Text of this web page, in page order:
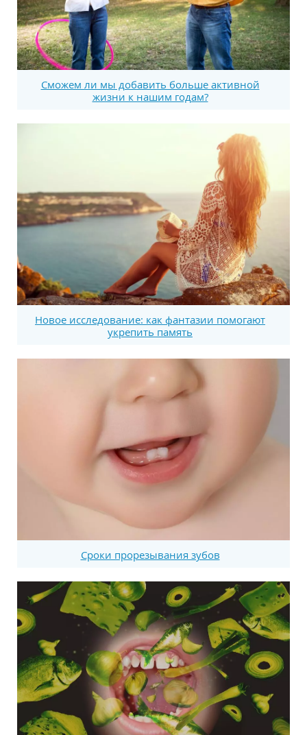
Сможем ли мы добавить больше активной
жизни к нашим годам?
Новое исследование: как фантазии помогают
укрепить память
Сроки прорезывания зубов